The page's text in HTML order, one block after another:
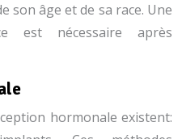
son âge et de sa race. Une
est nécessaire après
hormonale existent: